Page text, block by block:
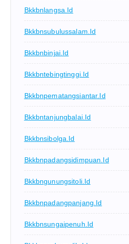
Bkkbnlangsa.id
Bkkbnsubulussalam.id
Bkkbnbinjai.id
Bkkbntebingtinggi.id
Bkkbnpematangsiantar.id
Bkkbntanjungbalai.id
Bkkbnsibolga.id
Bkkbnpadangsidimpuan.id
Bkkbngunungsitoli.id
Bkkbnpadangpanjang.id
Bkkbnsungaipenuh.id